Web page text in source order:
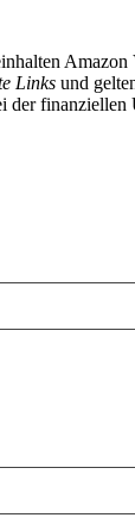
Amazon
Links und
der finanziellen